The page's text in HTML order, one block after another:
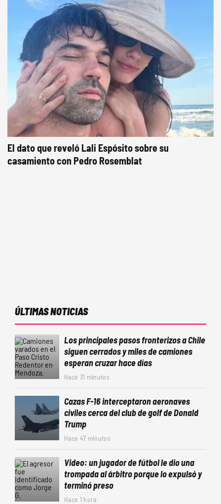
El dato que reveló Lali Espósito sobre su
casamiento con Pedro Rosemblat
ÚLTIMAS NOTICIAS
Los principales pasos fronterizos a Chile
siguen cerrados y miles de camiones
esperan cruzar hace días
Hace 31 minutos
Cazas F-16 interceptaron aeronaves
civiles cerca del club de golf de Donald
Trump
Hace 47 minutos
Video: un jugador de fútbol le dio una
trompada al árbitro porque lo expulsó y
terminó preso
Hace 1 hora